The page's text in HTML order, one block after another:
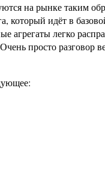
на рынке таким
который идёт в
агрегаты легко
просто разговор